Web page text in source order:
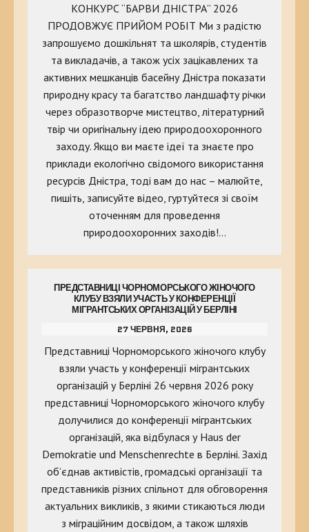
КОНКУРС “БАРВИ ДНІСТРА” 2026
ПРОДОВЖУЄ ПРИЙОМ РОБІТ Ми з радістю
запрошуємо дошкільнят та школярів, студентів
та викладачів, а також усіх зацікавлених та
активних мешканців басейну Дністра показати
природну красу та багатство ландшафту річки
через образотворче мистецтво, літературний
твір чи оригінальну ідею природоохоронного
заходу. Якщо ви маєте ідеї та знаєте про
приклади екологічно свідомого використання
ресурсів Дністра, тоді вам до нас – малюйте,
пишіть, записуйте відео, гуртуйтеся зі своїм
оточенням для проведення
природоохоронних заходів!…
ПРЕДСТАВНИЦІ ЧОРНОМОРСЬКОГО ЖІНОЧОГО
КЛУБУ ВЗЯЛИ УЧАСТЬ У КОНФЕРЕНЦІЇ
МІГРАНТСЬКИХ ОРГАНІЗАЦІЙ У БЕРЛІНІ
27 ЧЕРВНЯ, 2026
Представниці Чорноморського жіночого клубу
взяли участь у конференції мігрантських
організацій у Берліні 26 червня 2026 року
представниці Чорноморського жіночого клубу
долучилися до конференції мігрантських
організацій, яка відбулася у Haus der
Demokratie und Menschenrechte в Берліні. Захід
об’єднав активістів, громадські організації та
представників різних спільнот для обговорення
актуальних викликів, з якими стикаються люди
з міграційним досвідом, а також шляхів